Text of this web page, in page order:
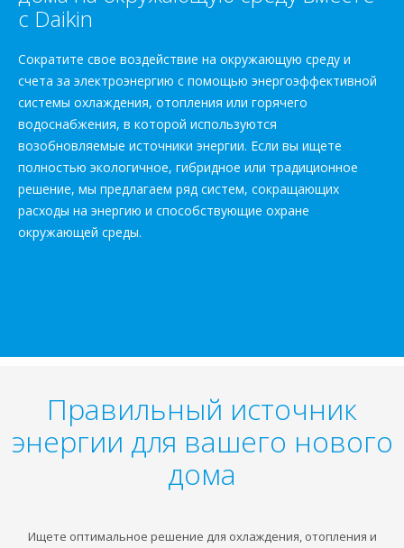
с Daikin
Сократите свое воздействие на окружающую среду и
счета за электроэнергию с помощью энергоэффективной
системы охлаждения, отопления или горячего
водоснабжения, в которой используются
возобновляемые источники энергии. Если вы ищете
полностью экологичное, гибридное или традиционное
решение, мы предлагаем ряд систем, сокращающих
расходы на энергию и способствующие охране
окружающей среды.
Правильный источник
энергии для вашего нового
дома
Ищете оптимальное решение для охлаждения, отопления и